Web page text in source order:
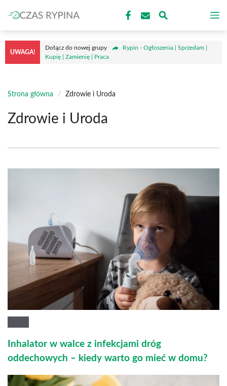
do
treści
UWAGA!
Dołącz do nowej grupy
Rypin - Ogłoszenia | Sprzedam |
Kupię | Zamienię | Praca
Strona główna / Zdrowie i Uroda
Zdrowie i Uroda
Inhalator w walce z infekcjami dróg
oddechowych – kiedy warto go mieć w domu?